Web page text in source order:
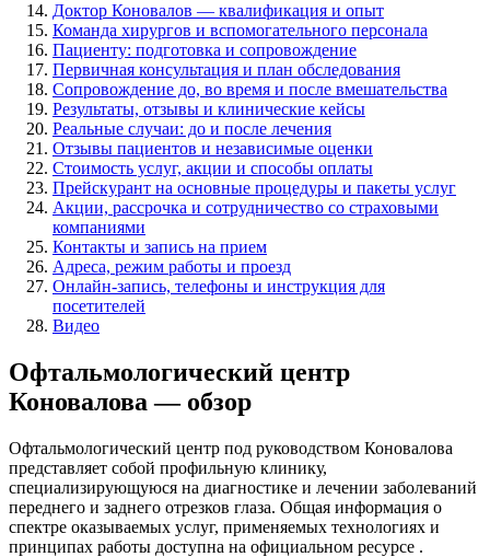
Доктор Коновалов — квалификация и опыт
Команда хирургов и вспомогательного персонала
Пациенту: подготовка и сопровождение
Первичная консультация и план обследования
Сопровождение до, во время и после вмешательства
Результаты, отзывы и клинические кейсы
Реальные случаи: до и после лечения
Отзывы пациентов и независимые оценки
Стоимость услуг, акции и способы оплаты
Прейскурант на основные процедуры и пакеты услуг
Акции, рассрочка и сотрудничество со страховыми
компаниями
Контакты и запись на прием
Адреса, режим работы и проезд
Онлайн-запись, телефоны и инструкция для
посетителей
Видео
Офтальмологический центр
Коновалова — обзор
Офтальмологический центр под руководством Коновалова
представляет собой профильную клинику,
специализирующуюся на диагностике и лечении заболеваний
переднего и заднего отрезков глаза. Общая информация о
спектре оказываемых услуг, применяемых технологиях и
принципах работы доступна на официальном ресурсе .